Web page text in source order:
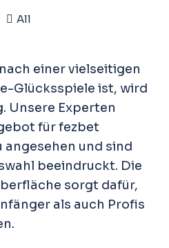
All
einer vielseitigen
Glücksspiele ist, wird
Unsere Experten
fürfezbet
angesehen und sind
beeindruckt. Die
sorgt dafür,
als auch Profis